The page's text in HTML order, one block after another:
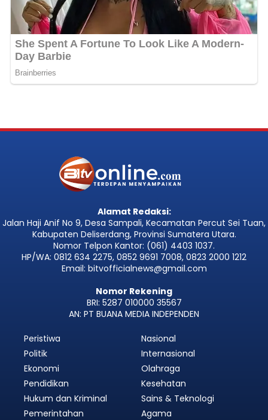
Alamat Redaksi:
Jalan Haji Anif No 9, Desa Sampali, Kecamatan Percut Sei Tuan,
Kabupaten Deliserdang, Provinsi Sumatera Utara.
Nomor Telpon Kantor: (061) 4403 1037.
HP/WA: 0812 634 2275, 0852 9691 7008, 0823 2000 1212
Email: bitvofficialnews@gmail.com
Nomor Rekening
BRI: 5287 010000 35567
AN: PT BUANA MEDIA INDEPENDEN
Peristiwa
Politik
Ekonomi
Pendidikan
Hukum dan Kriminal
Pemerintahan
Nasional
Internasional
Olahraga
Kesehatan
Sains & Teknologi
Agama